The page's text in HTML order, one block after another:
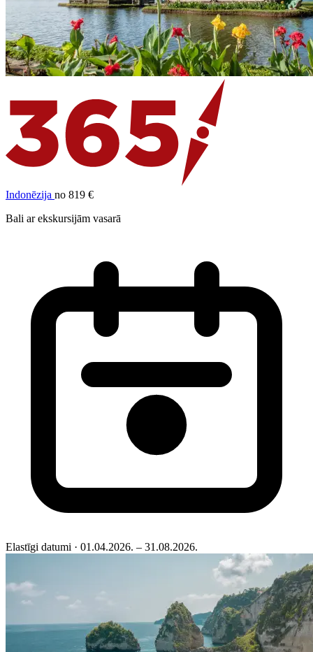
Indonēzija no 819 €
Bali ar ekskursijām vasarā
Elastīgi datumi · 01.04.2026. – 31.08.2026.